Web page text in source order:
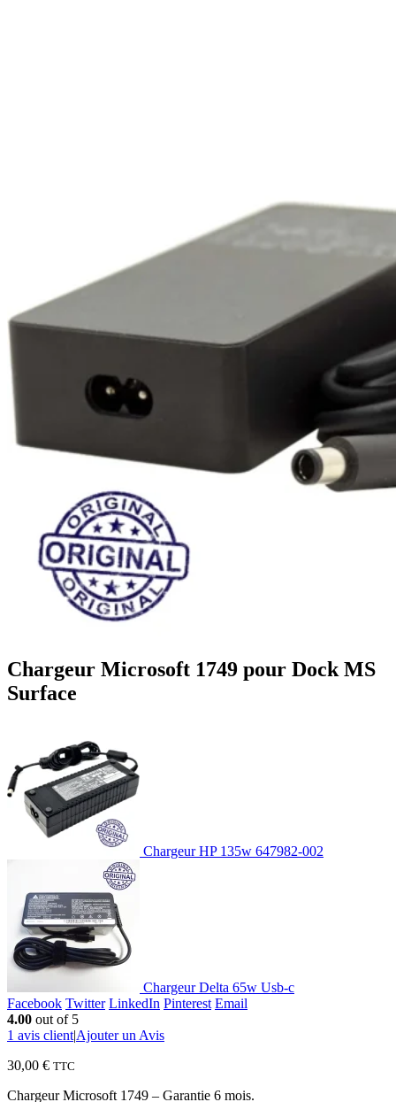
Chargeur Microsoft 1749 pour Dock MS
Surface
Chargeur HP 135w 647982-002
Chargeur Delta 65w Usb-c
Facebook Twitter LinkedIn Pinterest Email
4.00 out of 5
1 avis client|Ajouter un Avis
30,00 € TTC
Chargeur Microsoft 1749 – Garantie 6 mois.